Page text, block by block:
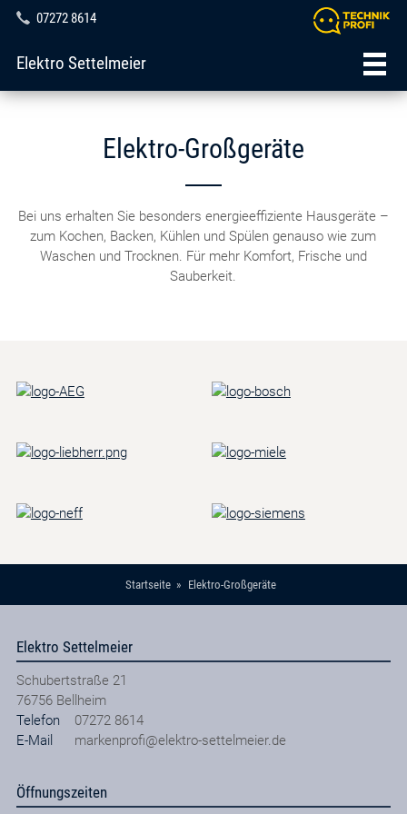
07272 8614
Elektro Settelmeier
Elektro-Großgeräte
Bei uns erhalten Sie besonders energieeffiziente Hausgeräte –
zum Kochen, Backen, Kühlen und Spülen genauso wie zum
Waschen und Trocknen. Für mehr Komfort, Frische und
Sauberkeit.
Startseite Elektro-Großgeräte
Elektro Settelmeier
Schubertstraße 21
76756 Bellheim
Telefon
07272 8614
E-Mail
markenprofi@elektro-settelmeier.de
Öffnungszeiten